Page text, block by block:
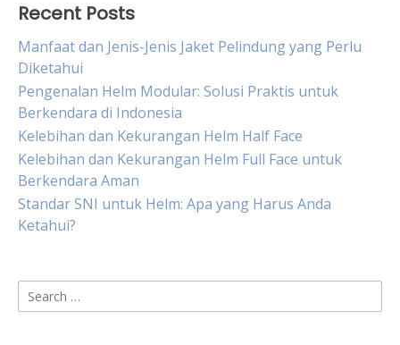
Recent Posts
Manfaat dan Jenis-Jenis Jaket Pelindung yang Perlu
Diketahui
Pengenalan Helm Modular: Solusi Praktis untuk
Berkendara di Indonesia
Kelebihan dan Kekurangan Helm Half Face
Kelebihan dan Kekurangan Helm Full Face untuk
Berkendara Aman
Standar SNI untuk Helm: Apa yang Harus Anda
Ketahui?
Search
for: